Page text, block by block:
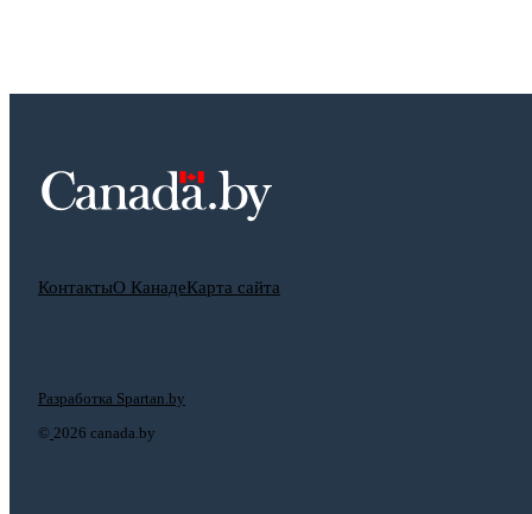
КонтактыО КанадеКарта сайта
© 2026 canada.by
Разработка Spartan.by